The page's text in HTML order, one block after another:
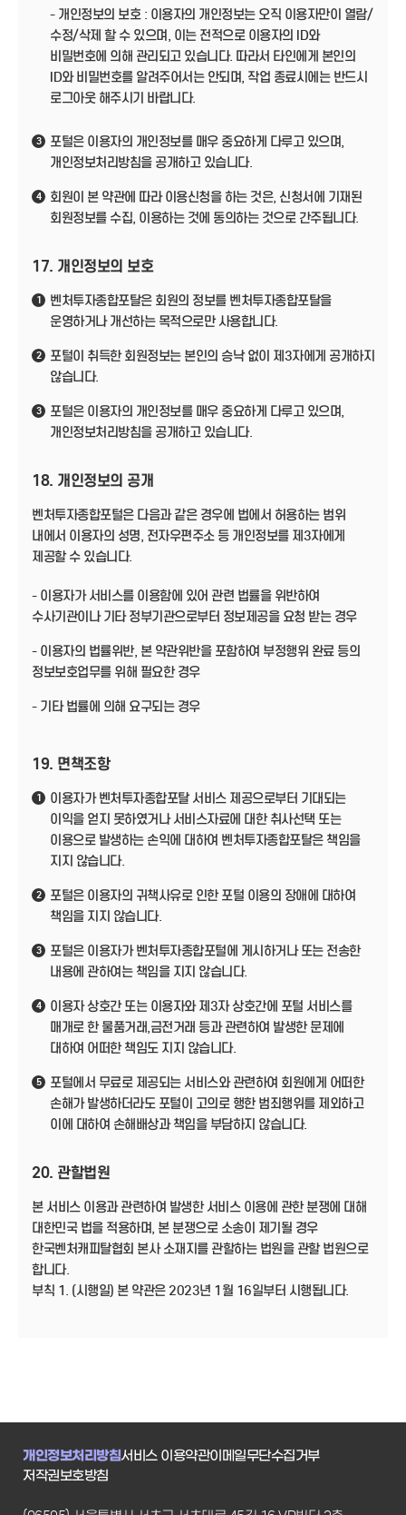
- 개인정보의 보호 : 이용자의 개인정보는 오직 이용자만이 열람/
수정/삭제 할 수 있으며, 이는 전적으로 이용자의 ID와
비밀번호에 의해 관리되고 있습니다. 따라서 타인에게 본인의
ID와 비밀번호를 알려주어서는 안되며, 작업 종료시에는 반드시
로그아웃 해주시기 바랍니다.
3
포털은 이용자의 개인정보를 매우 중요하게 다루고 있으며,
개인정보처리방침을 공개하고 있습니다.
4
회원이 본 약관에 따라 이용신청을 하는 것은, 신청서에 기재된
회원정보를 수집, 이용하는 것에 동의하는 것으로 간주됩니다.
17. 개인정보의 보호
1
벤처투자종합포탈은 회원의 정보를 벤처투자종합포탈을
운영하거나 개선하는 목적으로만 사용합니다.
2
포털이 취득한 회원정보는 본인의 승낙 없이 제3자에게 공개하지
않습니다.
3
포털은 이용자의 개인정보를 매우 중요하게 다루고 있으며,
개인정보처리방침을 공개하고 있습니다.
18. 개인정보의 공개
벤처투자종합포털은 다음과 같은 경우에 법에서 허용하는 범위
내에서 이용자의 성명, 전자우편주소 등 개인정보를 제3자에게
제공할 수 있습니다.
- 이용자가 서비스를 이용함에 있어 관련 법률을 위반하여
수사기관이나 기타 정부기관으로부터 정보제공을 요청 받는 경우
- 이용자의 법률위반, 본 약관위반을 포함하여 부정행위 완료 등의
정보보호업무를 위해 필요한 경우
- 기타 법률에 의해 요구되는 경우
19. 면책조항
1
이용자가 벤처투자종합포탈 서비스 제공으로부터 기대되는
이익을 얻지 못하였거나 서비스자료에 대한 취사선택 또는
이용으로 발생하는 손익에 대하여 벤처투자종합포탈은 책임을
지지 않습니다.
2
포털은 이용자의 귀책사유로 인한 포털 이용의 장애에 대하여
책임을 지지 않습니다.
3
포털은 이용자가 벤처투자종합포털에 게시하거나 또는 전송한
내용에 관하여는 책임을 지지 않습니다.
4
이용자 상호간 또는 이용자와 제3자 상호간에 포털 서비스를
매개로 한 물품거래,금전거래 등과 관련하여 발생한 문제에
대하여 어떠한 책임도 지지 않습니다.
5
포털에서 무료로 제공되는 서비스와 관련하여 회원에게 어떠한
손해가 발생하더라도 포털이 고의로 행한 범죄행위를 제외하고
이에 대하여 손해배상과 책임을 부담하지 않습니다.
20. 관할법원
본 서비스 이용과 관련하여 발생한 서비스 이용에 관한 분쟁에 대해
대한민국 법을 적용하며, 본 분쟁으로 소송이 제기될 경우
한국벤처캐피탈협회 본사 소재지를 관할하는 법원을 관할 법원으로
합니다.
부칙 1. (시행일) 본 약관은 2023년 1월 16일부터 시행됩니다.
개인정보처리방침서비스 이용약관이메일무단수집거부
저작권보호방침